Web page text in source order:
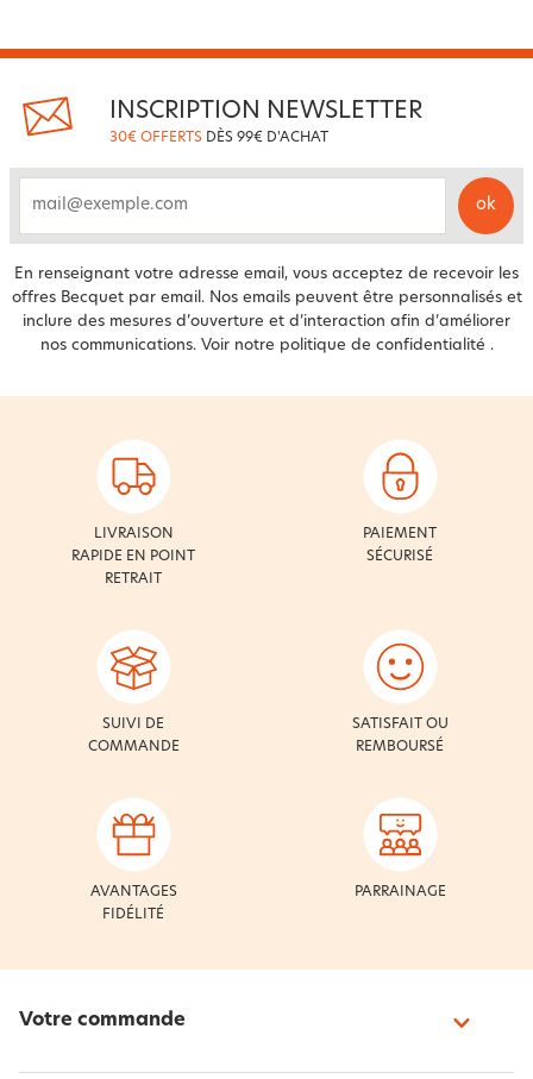
INSCRIPTION NEWSLETTER
30€ OFFERTS DÈS 99€ D'ACHAT
ok
En renseignant votre adresse email, vous acceptez de recevoir les
offres Becquet par email. Nos emails peuvent être personnalisés et
inclure des mesures d’ouverture et d’interaction afin d’améliorer
nos communications. Voir notre politique de confidentialité .
LIVRAISON
RAPIDE EN POINT
RETRAIT
PAIEMENT
SÉCURISÉ
SUIVI DE
COMMANDE
SATISFAIT OU
REMBOURSÉ
AVANTAGES
FIDÉLITÉ
PARRAINAGE
Votre commande